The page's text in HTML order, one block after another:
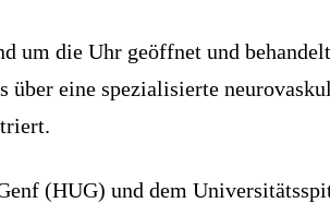
um die Uhr geöffnet und
über eine spezialisierte
(HUG) und dem